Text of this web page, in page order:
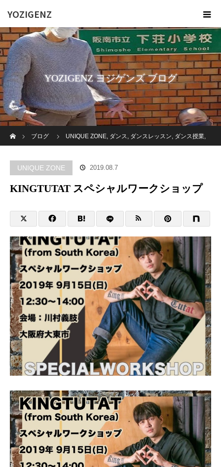
YOZIGENZ
YOZIGENZ ヨジゲンズ ブログ
ブログ
UNIQUE ZONE, ダンス, ダンスレッスン, ダンス授業,
UNIQUE ZONE 2019.08.7
KINGTUTAT スペシャルワークショップ